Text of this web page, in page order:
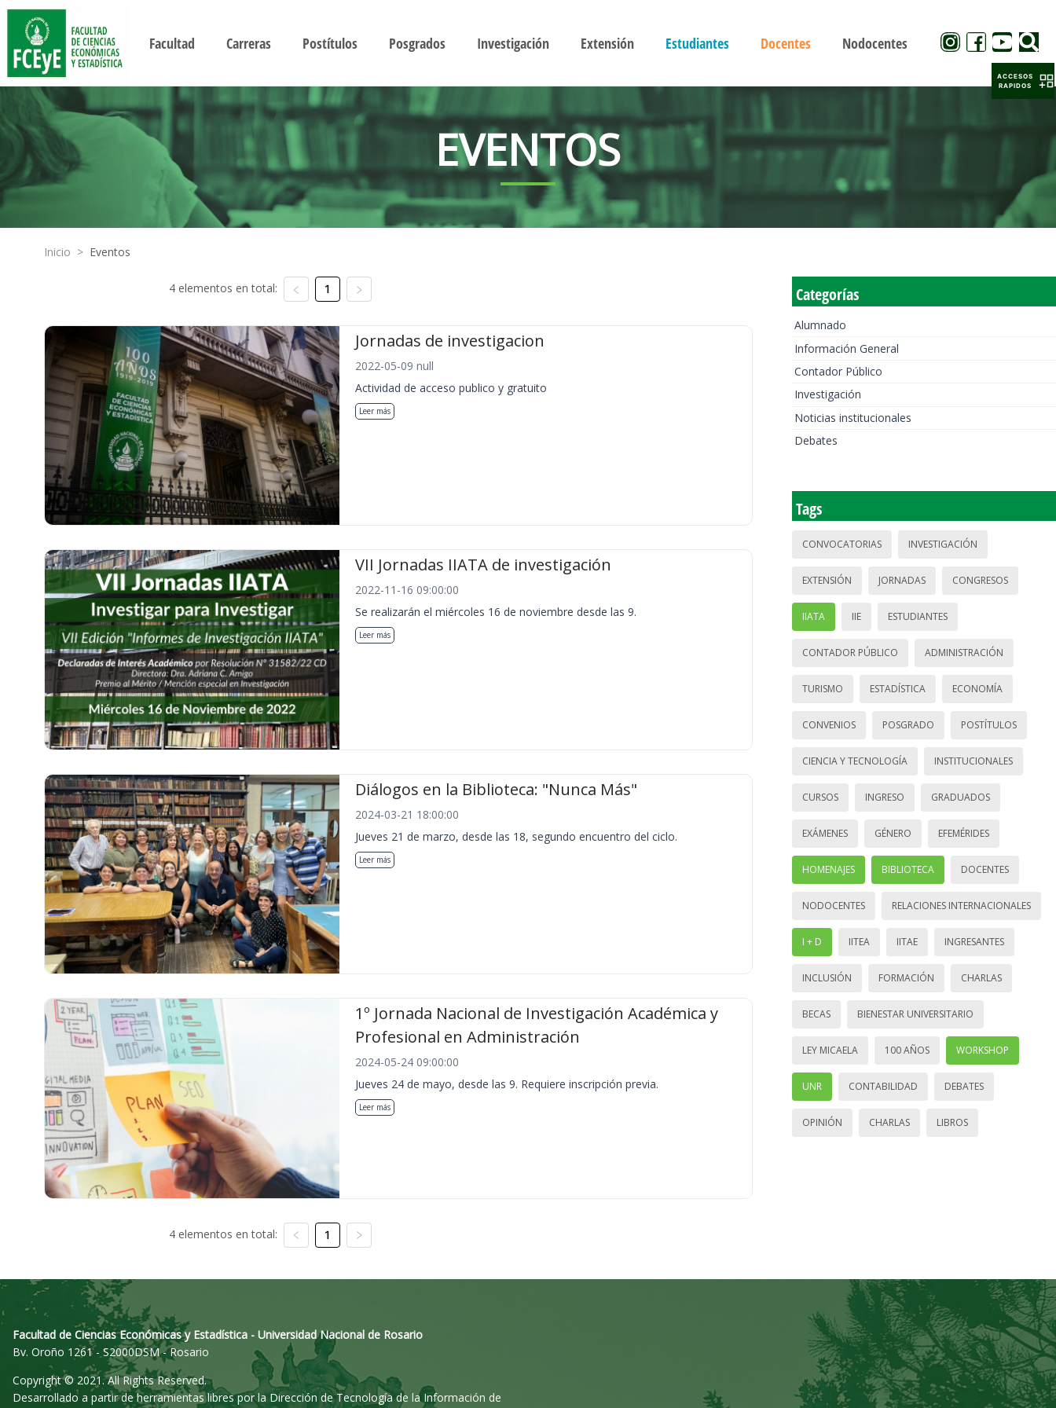
Facultad Carreras Postítulos Posgrados Investigación Extensión Estudiantes Docentes Nodocentes
EVENTOS
Inicio > Eventos
4 elementos en total: 1
Jornadas de investigacion
2022-05-09 null
Actividad de acceso publico y gratuito
Leer más
VII Jornadas IIATA de investigación
2022-11-16 09:00:00
Se realizarán el miércoles 16 de noviembre desde las 9.
Leer más
Diálogos en la Biblioteca: "Nunca Más"
2024-03-21 18:00:00
Jueves 21 de marzo, desde las 18, segundo encuentro del ciclo.
Leer más
1º Jornada Nacional de Investigación Académica y
Profesional en Administración
2024-05-24 09:00:00
Jueves 24 de mayo, desde las 9. Requiere inscripción previa.
Leer más
4 elementos en total: 1
Categorías
Alumnado
Información General
Contador Público
Investigación
Noticias institucionales
Debates
Tags
CONVOCATORIAS INVESTIGACIÓN
EXTENSIÓN JORNADAS CONGRESOS
IIATA IIE ESTUDIANTES
CONTADOR PÚBLICO ADMINISTRACIÓN
TURISMO ESTADÍSTICA ECONOMÍA
CONVENIOS POSGRADO POSTÍTULOS
CIENCIA Y TECNOLOGÍA INSTITUCIONALES
CURSOS INGRESO GRADUADOS
EXÁMENES GÉNERO EFEMÉRIDES
HOMENAJES BIBLIOTECA DOCENTES
NODOCENTES RELACIONES INTERNACIONALES
I + D IITEA IITAE INGRESANTES
INCLUSIÓN FORMACIÓN CHARLAS
BECAS BIENESTAR UNIVERSITARIO
LEY MICAELA 100 AÑOS WORKSHOP
UNR CONTABILIDAD DEBATES
OPINIÓN CHARLAS LIBROS
Facultad de Ciencias Económicas y Estadística - Universidad Nacional de Rosario
Bv. Oroño 1261 - S2000DSM - Rosario
Copyright © 2021. All Rights Reserved.
Desarrollado a partir de herramientas libres por la Dirección de Tecnología de la Información de
ACCESOS
RAPIDOS